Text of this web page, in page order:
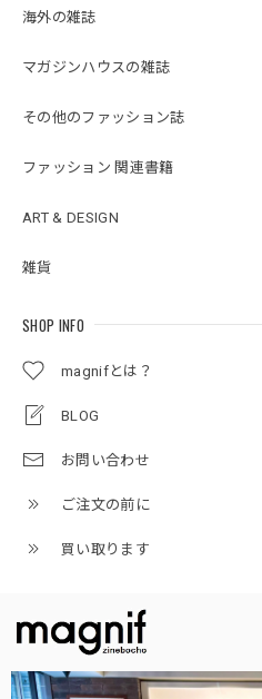
海外の雑誌
マガジンハウスの雑誌
その他のファッション誌
ファッション 関連書籍
ART & DESIGN
雑貨
SHOP INFO
magnifとは？
BLOG
お問い合わせ
ご注文の前に
買い取ります